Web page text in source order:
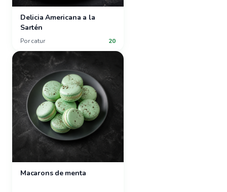
Delicia Americana a la
Sartén
Por catur 20
Macarons de menta